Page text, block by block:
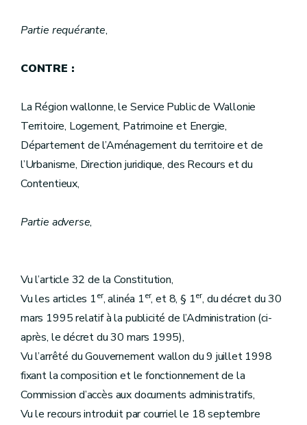
Partie requérante,
CONTRE :
La Région wallonne, le Service Public de Wallonie
Territoire, Logement, Patrimoine et Energie,
Département de l’Aménagement du territoire et de
l’Urbanisme, Direction juridique, des Recours et du
Contentieux,
Partie adverse,
Vu l’article 32 de la Constitution,
Vu les articles 1er, alinéa 1er, et 8, § 1er, du décret du 30
mars 1995 relatif à la publicité de l’Administration (ci-
après, le décret du 30 mars 1995),
Vu l’arrêté du Gouvernement wallon du 9 juillet 1998
fixant la composition et le fonctionnement de la
Commission d’accès aux documents administratifs,
Vu le recours introduit par courriel le 18 septembre